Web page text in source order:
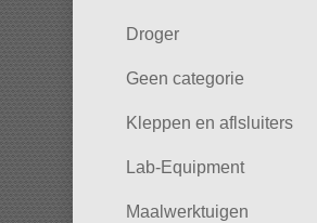
Droger
Geen categorie
Kleppen en aflsluiters
Lab-Equipment
Maalwerktuigen